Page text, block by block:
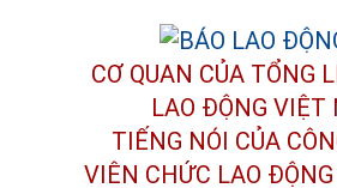
CƠ QUAN CỦA TỔNG
LAO ĐỘNG VIỆT
TIẾNG NÓI CỦA
VIÊN CHỨC LAO ĐỘNG